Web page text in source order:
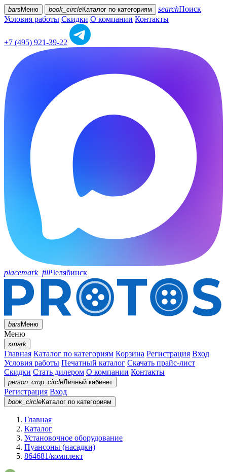
bars Меню book_circleКаталог по категориям searchПоиск
Условия работы Скидки О компании Контакты
+7 (495) 921-39-22
placemark_fillЧелябинск
barsМеню
Меню
xmark
Главная Каталог по категориям Корзина Регистрация Вход
Условия работы Печатный каталог Скачать прайс-лист
Скидки Стать дилером О компании Контакты
person_crop_circleЛичный кабинет
Регистрация Вход
book_circleКаталог по категориям
Главная
Каталог
Установочное оборудование
Пуансоны (насадки)
864681/комплект